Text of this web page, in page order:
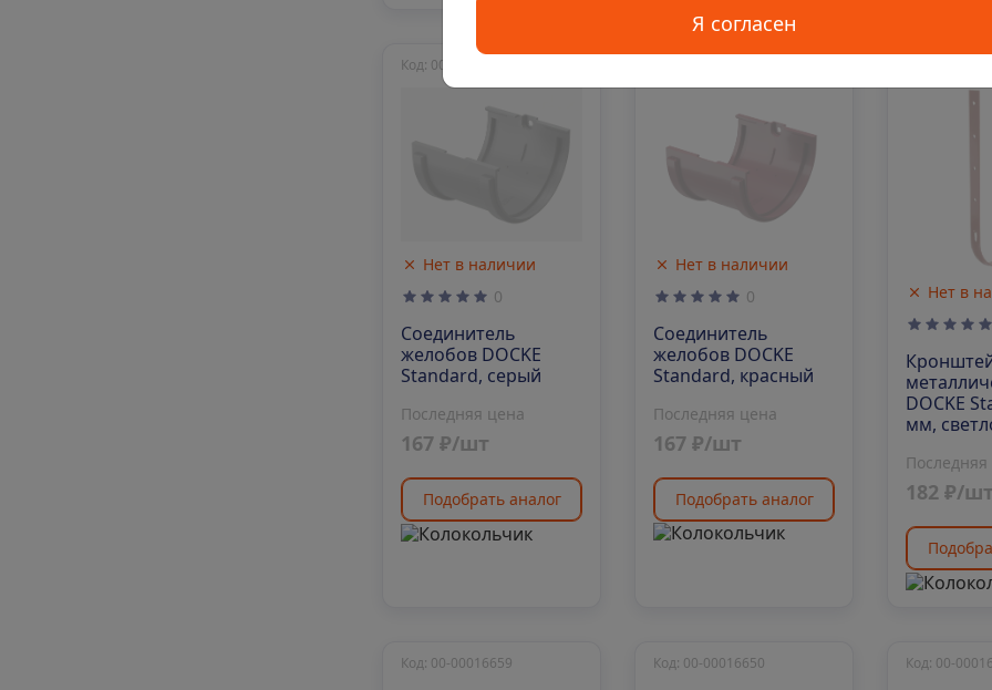
Нет в наличии
Код: 00-00016686
0
Соединитель
желобов DOCKE
Standard, серый
Последняя цена
167 ₽/шт
Подобрать аналог
Нет в наличии
0
Соединитель
желобов DOCKE
Standard, красный
Последняя цена
167 ₽/шт
Подобрать аналог
Нет в
DOCKE
мм,
182 ₽/шт
Код: 00-00016659 Код: 00-00016650 Код: 00-
Я согласен